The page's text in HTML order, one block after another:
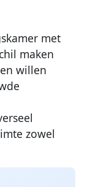
met
maken
willen
zowel